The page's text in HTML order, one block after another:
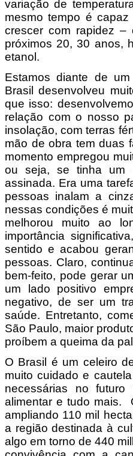
variação de
mesmo tempo é
crescer com rapidez –
próximos 20, 30 anos,
etanol.
Estamos diante de
Brasil desenvolveu
que isso:
relação com o nosso
insolação, com terras
mão de obra tem duas
momento empregou
ou seja, se tinha um
assinada. Era uma
pessoas inalam a
nessas condições é
melhorou muito ao
importância
sentido e acabou
pessoas. Claro,
bem-feito, pode gerar
um lado positivo
negativo, de ser um
saúde. Entretanto,
São Paulo, maior
proíbem a queima da
O Brasil é um celeiro
muito cuidado e
necessárias no
alimentar e tudo mais.
ampliando 110 mil
a região destinada à
algo em torno de 440